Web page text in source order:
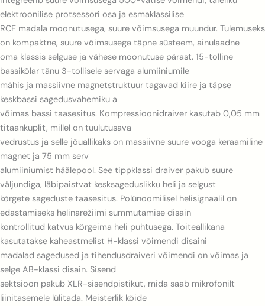
elektroonilise protsessori osa ja esmaklassilise
RCF madala moonutusega, suure võimsusega muundur. Tulemuseks
on kompaktne, suure võimsusega täpne süsteem, ainulaadne
oma klassis selguse ja vähese moonutuse pärast. 15-tolline
bassikõlar tänu 3-tollisele servaga alumiiniumile
mähis ja massiivne magnetstruktuur tagavad kiire ja täpse
keskbassi sagedusvahemiku a
võimas bassi taasesitus. Kompressioonidraiver kasutab 0,05 mm
titaankuplit, millel on tuulutusava
vedrustus ja selle jõuallikaks on massiivne suure vooga keraamiline
magnet ja 75 mm serv
alumiiniumist häälepool. See tippklassi draiver pakub suure
väljundiga, läbipaistvat kesksageduslikku heli ja selgust
kõrgete sageduste taasesitus. Polünoomilisel helisignaalil on
edastamiseks helinarežiimi summutamise disain
kontrollitud katvus kõrgeima heli puhtusega. Toiteallikana
kasutatakse kaheastmelist H-klassi võimendi disaini
madalad sagedused ja tihendusdraiveri võimendi on võimas ja
selge AB-klassi disain. Sisend
sektsioon pakub XLR-sisendpistikut, mida saab mikrofonilt
liinitasemele lülitada. Meisterlik köide